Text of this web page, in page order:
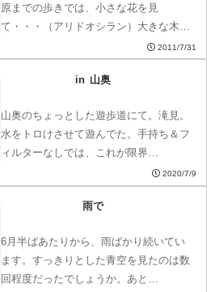
原までの歩きでは、小さな花を見
て・・・（アリドオシラン）大きな木…
2011/7/31
in 山奥
山奥のちょっとした遊歩道にて。滝見。
水をトロけさせて遊んでた。手持ち＆フ
ィルターなしでは、これが限界…
2020/7/9
雨で
6月半ばあたりから、雨ばかり続いてい
ます。すっきりとした青空を見たのは数
回程度だったでしょうか。あと…